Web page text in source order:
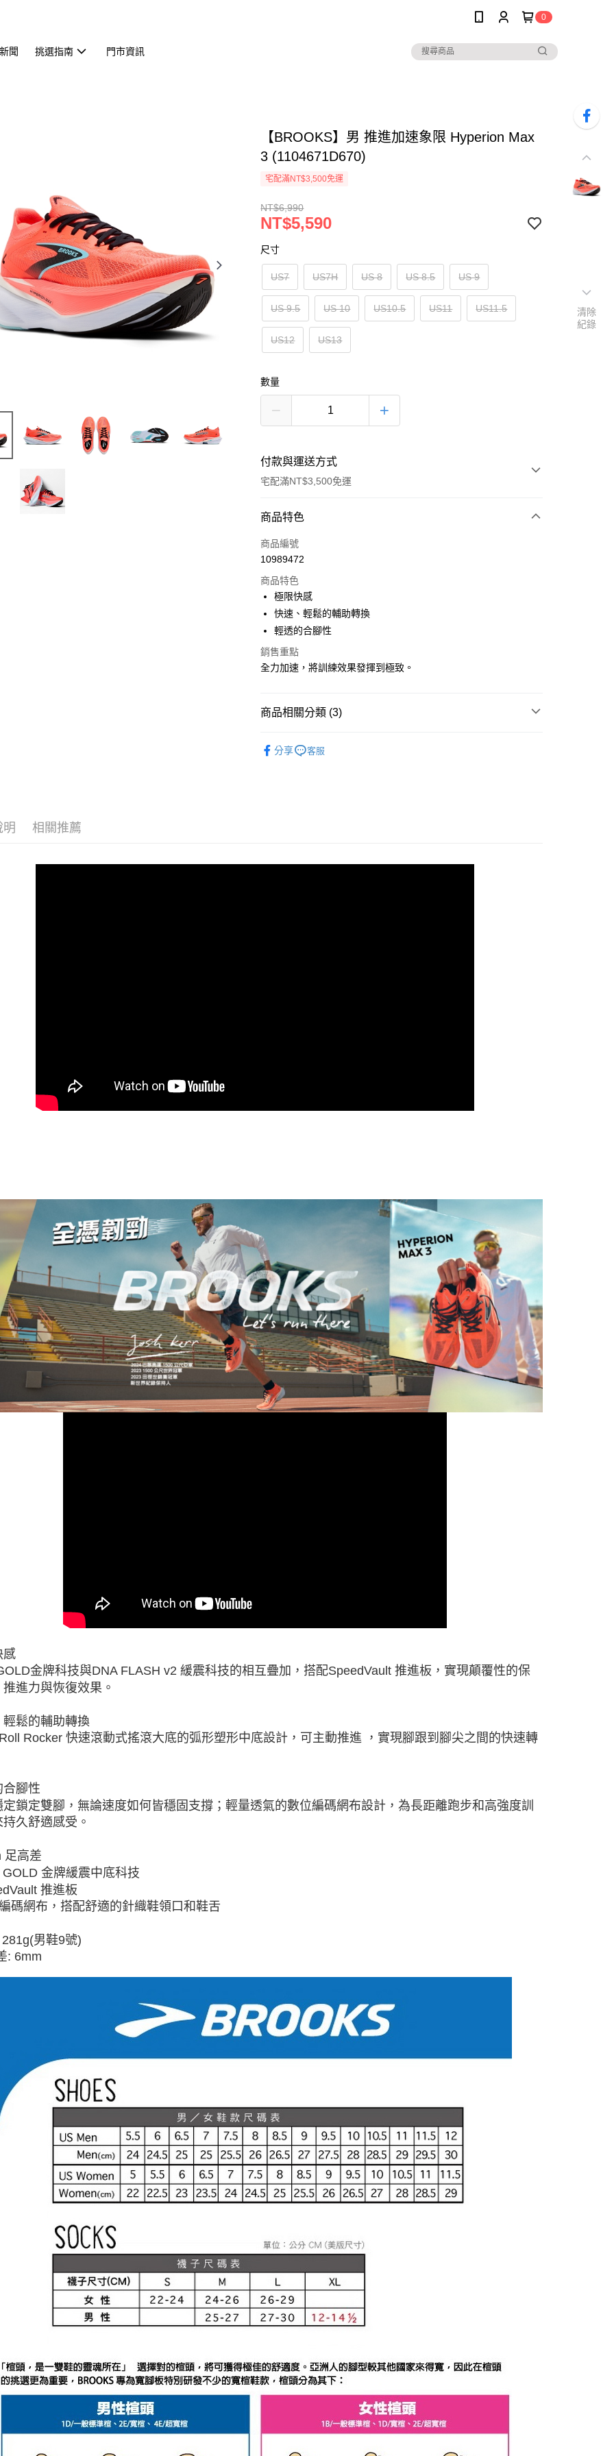
0
聞 挑選指南 門市資訊
【BROOKS】男 推進加速象限 Hyperion Max
3 (1104671D670)
宅配滿NT$3,500免運
NT$6,990
NT$5,590
尺寸
US7 US7H US 8 US 8.5 US 9
US 9.5 US 10 US10.5 US11 US11.5
US12 US13
數量
付款與運送方式
宅配滿NT$3,500免運
付款方式
信用卡一次付款
運送方式
宅配
每筆NT$100，滿NT$3,500(含以上)免運費
商品特色
商品編號
10989472
商品特色
極限快感
快速、輕鬆的輔助轉換
輕透的合腳性
銷售重點
全力加速，將訓練效果發揮到極致。
商品相關分類 (3)
分享 客服
明 相關推薦
感
金牌科技與DNA FLASH v2 緩震科技的相互疊加，搭配SpeedVault 推進板，實現顛覆性的保
進力與恢復效果。
輕鬆的輔助轉換
Rocker 快速滾動式搖滾大底的弧形塑形中底設計，可主動推進 ，實現腳跟到腳尖之間的快速轉
合腳性
定鎖定雙腳，無論速度如何皆穩固支撐；輕量透氣的數位編碼網布設計，為長距離跑步和高強度訓
久舒適感受。
足高差
GOLD 金牌緩震中底科技
推進板
碼網布，搭配舒適的針織鞋領口和鞋舌
男鞋9號)
: 6mm
清除
紀錄